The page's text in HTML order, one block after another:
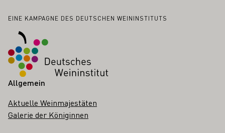
Fußbereich
EINE KAMPAGNE DES DEUTSCHEN WEININSTITUTS
Allgemein
Aktuelle Weinmajestäten
Galerie der Königinnen